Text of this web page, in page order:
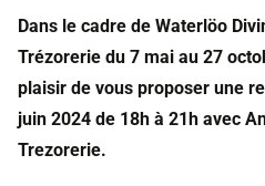
Dans le cadre de Waterlöo
Trézorerie du 7 mai au 27
plaisir de vous proposer une
juin 2024 de 18h à 21h avec
Trezorerie.